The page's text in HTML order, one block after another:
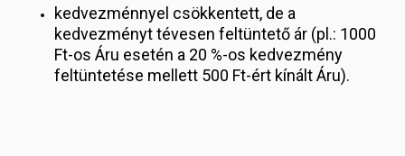
kedvezménnyel csökkentett, de a
kedvezményt tévesen feltüntető ár (pl.: 1000
Ft-os Áru esetén a 20 %-os kedvezmény
feltüntetése mellett 500 Ft-ért kínált Áru).